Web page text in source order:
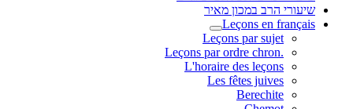
שיעורי הרב במכון מאיר
Leçons en français
Leçons par sujet
.Leçons par ordre chron
L'horaire des leçons
Les fêtes juives
Berechite